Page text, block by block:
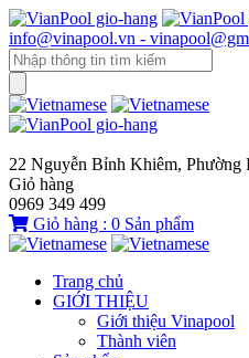
info@vinapool.vn -
22 Nguyễn Bỉnh Khiêm,
Giỏ hàng
0969 349 499
Giỏ hàng : 0 Sản phẩm
Trang chủ
GIỚI THIỆU
Giới thiệu Vinapool
Thành viên